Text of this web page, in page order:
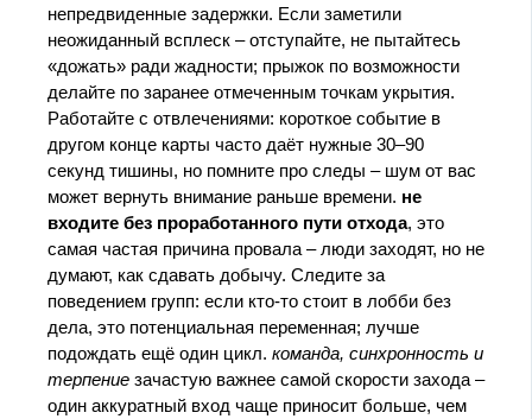
непредвиденные задержки. Если заметили
неожиданный всплеск – отступайте, не пытайтесь
«дожать» ради жадности; прыжок по возможности
делайте по заранее отмеченным точкам укрытия.
Работайте с отвлечениями: короткое событие в
другом конце карты часто даёт нужные 30–90
секунд тишины, но помните про следы – шум от вас
может вернуть внимание раньше времени. не
входите без проработанного пути отхода, это
самая частая причина провала – люди заходят, но не
думают, как сдавать добычу. Следите за
поведением групп: если кто-то стоит в лобби без
дела, это потенциальная переменная; лучше
подождать ещё один цикл. команда, синхронность и
терпениезачастую важнее самой скорости захода –
один аккуратный вход чаще приносит больше, чем